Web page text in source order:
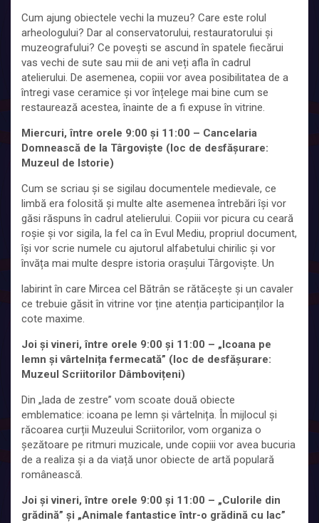
Cum ajung obiectele vechi la muzeu? Care este rolul
arheologului? Dar al conservatorului, restauratorului și
muzeografului? Ce povești se ascund în spatele fiecărui
vas vechi de sute sau mii de ani veți afla în cadrul
atelierului. De asemenea, copiii vor avea posibilitatea de a
întregi vase ceramice și vor înțelege mai bine cum se
restaurează acestea, înainte de a fi expuse în vitrine.
Miercuri, între orele 9:00 și 11:00 – Cancelaria
Domnească de la Târgoviște (loc de desfășurare:
Muzeul de Istorie)
Cum se scriau și se sigilau documentele medievale, ce
limbă era folosită și multe alte asemenea întrebări își vor
găsi răspuns în cadrul atelierului. Copiii vor picura cu ceară
roșie și vor sigila, la fel ca în Evul Mediu, propriul document,
își vor scrie numele cu ajutorul alfabetului chirilic și vor
învăța mai multe despre istoria orașului Târgoviște. Un
labirint în care Mircea cel Bătrân se rătăcește și un cavaler
ce trebuie găsit în vitrine vor ține atenția participanților la
cote maxime.
Joi și vineri, între orele 9:00 și 11:00 – „Icoana pe
lemn și vârtelnița fermecată” (loc de desfășurare:
Muzeul Scriitorilor Dâmbovițeni)
Din „lada de zestre” vom scoate două obiecte
emblematice: icoana pe lemn și vârtelnița. În mijlocul și
răcoarea curții Muzeului Scriitorilor, vom organiza o
șezătoare pe ritmuri muzicale, unde copiii vor avea bucuria
de a realiza și a da viață unor obiecte de artă populară
românească.
Joi și vineri, între orele 9:00 și 11:00 – „Culorile din
grădină” și „Animale fantastice într-o grădină cu lac”